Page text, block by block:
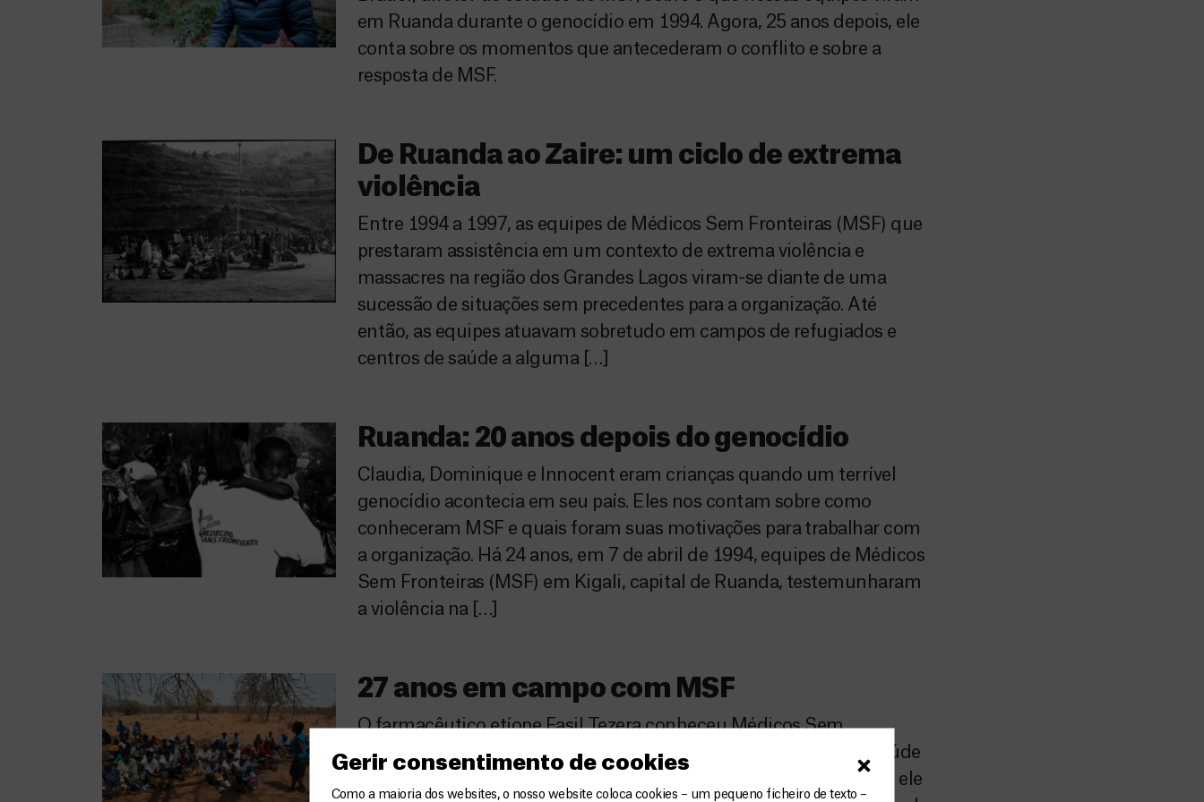
Gerir consentimento de cookies
Como a maioria dos websites, o nosso website coloca cookies – um pequeno ficheiro de texto –
em Ruanda durante o genocídio em 1994. Agora, 25 anos depois, ele
conta sobre os momentos que antecederam o conflito e sobre a
resposta de MSF.
De Ruanda ao Zaire: um ciclo de extrema
violência
Entre 1994 a 1997, as equipes de Médicos Sem Fronteiras (MSF) que
prestaram assistência em um contexto de extrema violência e
massacres na região dos Grandes Lagos viram-se diante de uma
sucessão de situações sem precedentes para a organização. Até
então, as equipes atuavam sobretudo em campos de refugiados e
centros de saúde a alguma […]
Ruanda: 20 anos depois do genocídio
Claudia, Dominique e Innocent eram crianças quando um terrível
genocídio acontecia em seu país. Eles nos contam sobre como
conheceram MSF e quais foram suas motivações para trabalhar com
a organização. Há 24 anos, em 7 de abril de 1994, equipes de Médicos
Sem Fronteiras (MSF) em Kigali, capital de Ruanda, testemunharam
a violência na […]
27 anos em campo com MSF
O farmacêutico etíope Fasil Tezera conheceu Médicos Sem
Fronteiras há 27 anos, quando trabalhava para o Ministério da Saúde
da Libéria. Durante a guerra civil brutal no país do oeste da África, ele